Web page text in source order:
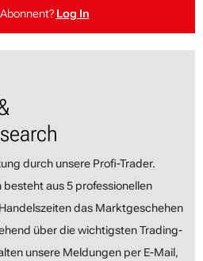
Log In
durch unsere Profi-Trader.
aus 5 professionellen
das Marktgeschehen
über die wichtigsten Trading-
unsere Meldungen per E-Mail,